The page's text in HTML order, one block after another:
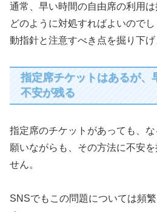
通常、早い時間の自由席の利用は
どのように対処すればよいので
動指針と注意すべき点を掘り下げ
指定席チケットはあるが、
不安が残る
指定席のチケットがあっても、
願いながらも、その方法に不安
せん。
SNSでもこの問題については頻